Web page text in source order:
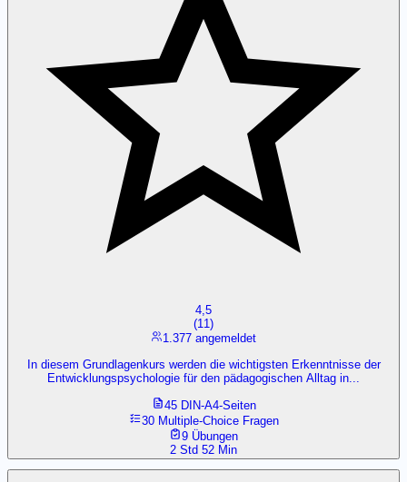
4,5
(11)
1.377 angemeldet
In diesem Grundlagenkurs werden die wichtigsten Erkenntnisse der
Entwicklungspsychologie für den pädagogischen Alltag in...
45 DIN-A4-Seiten
30 Multiple-Choice Fragen
9 Übungen
2 Std 52 Min